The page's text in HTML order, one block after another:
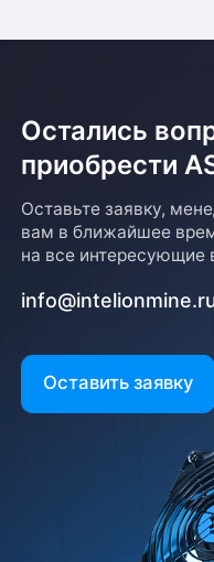
Остались
приобрести
Оставьте заявку,
вам в ближайшее
на все интересующие
Оставить заявку